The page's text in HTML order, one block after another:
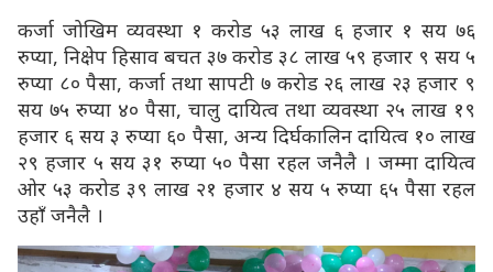
कर्जा जोखिम व्यवस्था १ करोड ५३ लाख ६ हजार १ सय ७६
रुप्या, निक्षेप हिसाव बचत ३७ करोड ३८ लाख ५९ हजार ९ सय ५
रुप्या ८० पैसा, कर्जा तथा सापटी ७ करोड २६ लाख २३ हजार ९
सय ७५ रुप्या ४० पैसा, चालु दायित्व तथा व्यवस्था २५ लाख १९
हजार ६ सय ३ रुप्या ६० पैसा, अन्य दिर्घकालिन दायित्व १० लाख
२९ हजार ५ सय ३१ रुप्या ५० पैसा रहल जनैलै । जम्मा दायित्व
ओर ५३ करोड ३९ लाख २१ हजार ४ सय ५ रुप्या ६५ पैसा रहल
उहाँ जनैलै ।